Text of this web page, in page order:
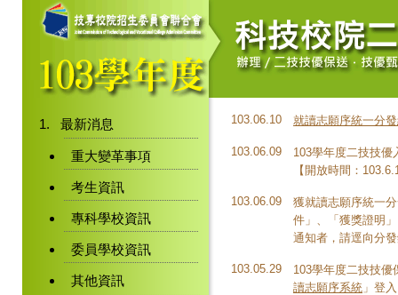
最新消息
重大變革事項
考生資訊
專科學校資訊
委員學校資訊
其他資訊
103.06.10 就讀志願序統一分
103.06.09
103學年度二技技優
【開放時間：
103.06.09
獲就讀志願序統一
件」、「獲獎證明
通知者，請逕向分
103.05.29
103學年度二技技
讀志願序系統 」登